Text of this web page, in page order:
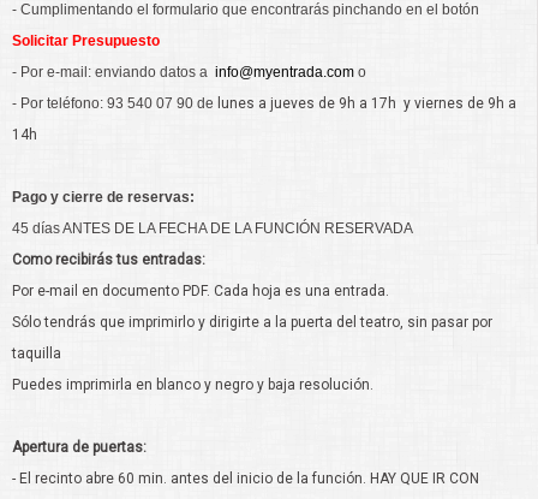
- Cumplimentando el formulario que encontrarás pinchando en el botón
Solicitar Presupuesto
- Por e-mail: enviando datos a info@myentrada.com o
- Por teléfono: 93 540 07 90 de lunes a jueves de 9h a 17h y viernes de 9h a
14h
Pago y cierre de reservas:
45 días ANTES DE LA FECHA DE LA FUNCIÓN RESERVADA
Como recibirás tus entradas:
Por e-mail en documento PDF. Cada hoja es una entrada.
Sólo tendrás que imprimirlo y dirigirte a la puerta del teatro, sin pasar por
taquilla
Puedes imprimirla en blanco y negro y baja resolución.
Apertura de puertas:
- El recinto abre 60 min. antes del inicio de la función. HAY QUE IR CON